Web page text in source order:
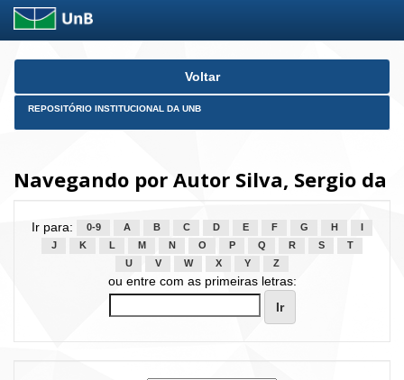
Skip
Voltar
REPOSITÓRIO INSTITUCIONAL DA UNB
Navegando por Autor Silva, Sergio da
Ir para: 0-9 A B C D E F G H
J
K L M N O P Q R S
T
U
V W X Y Z
ou entre com as primeiras letras: